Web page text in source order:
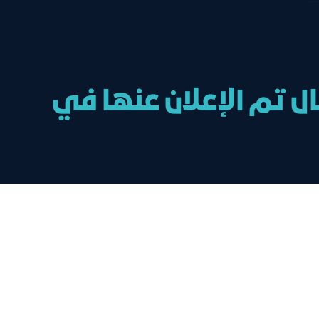
تم الإعلان عنها في